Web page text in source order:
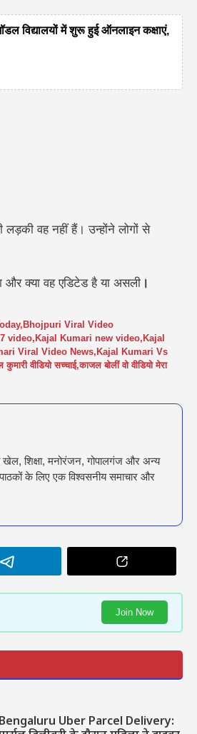
में शुरू हुई ऑनलाइन कक्षाएं,
लड़की वह नहीं हैं। उन्होंने लोगों से
और क्या वह एडिटेड है या असली ।
, Bhojpuri Viral Video
video, Kajal Kumari new video, Kajal
Viral Video News, Kajal Kumari Vs
वीडियो सच्चाई,काजल बोलीं वो वीडियो मेरा
शिक्षा, मनोरंजन, गोपालगंज और अन्य
के लिए एक विश्वसनीय समाचार और
Join Now
Bengaluru Uber Parcel Delivery: